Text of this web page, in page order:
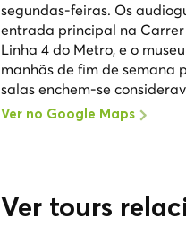
segundas-feiras. Os
entrada principal na
Linha 4 do Metro, e o
manhãs de fim de
salas enchem-se
Ver no Google Maps
Ver tours